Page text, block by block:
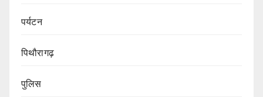
पर्यटन
पिथौरागढ़
पुलिस